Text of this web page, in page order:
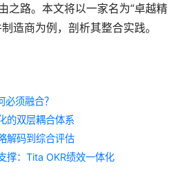
之路。本文将以一家名为“卓越精
造商为例，剖析其整合实践。
须融合？
的双层耦合体系
解码到综合评估
撑：Tita OKR绩效一体化